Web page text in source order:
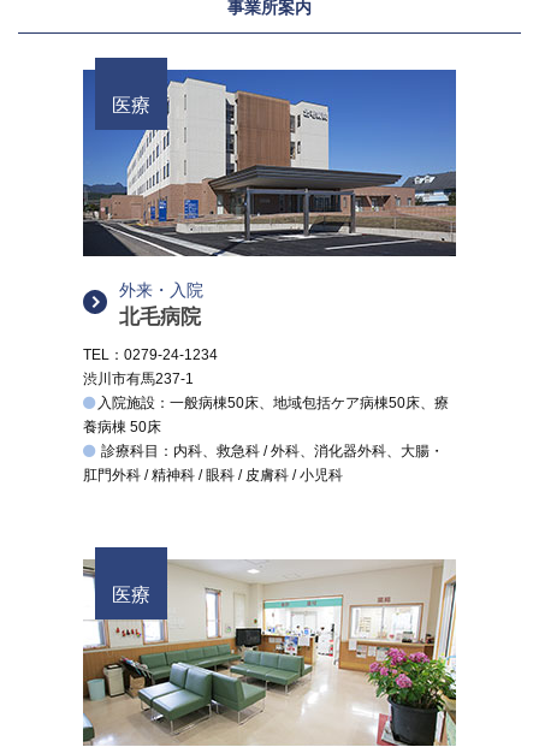
事業所案内
医療
外来・入院
北毛病院
TEL：0279-24-1234
渋川市有馬237-1
入院施設：一般病棟50床、地域包括ケア病棟50床、療
養病棟 50床
診療科目：内科、救急科 / 外科、消化器外科、大腸・
肛門外科 / 精神科 / 眼科 / 皮膚科 / 小児科
医療